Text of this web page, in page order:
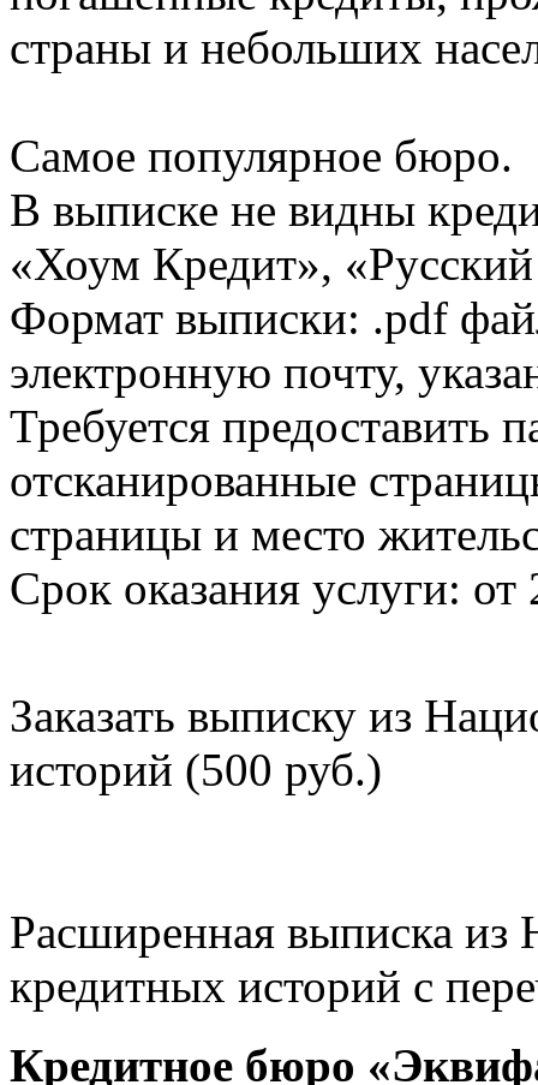
страны и небольших
Самое популярное бюро.
В выписке не видны
«Хоум Кредит»,
Формат выписки: .pdf
электронную почту,
Требуется предоставить
отсканированные
страницы и место
Срок оказания услуги: от
Заказать выписку из
историй (500 руб.)
Расширенная выписка из
кредитных историй с
Кредитное бюро